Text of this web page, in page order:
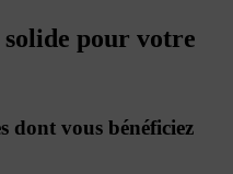
pour votre
dont vous bénéficiez